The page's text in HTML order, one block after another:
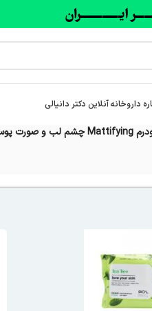
داروخانه آنلاین دکتر دانیالی